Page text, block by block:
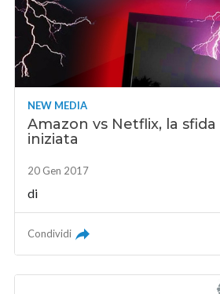
NEW MEDIA
Amazon vs Netflix, la
iniziata
20 Gen 2017
di
Condividi